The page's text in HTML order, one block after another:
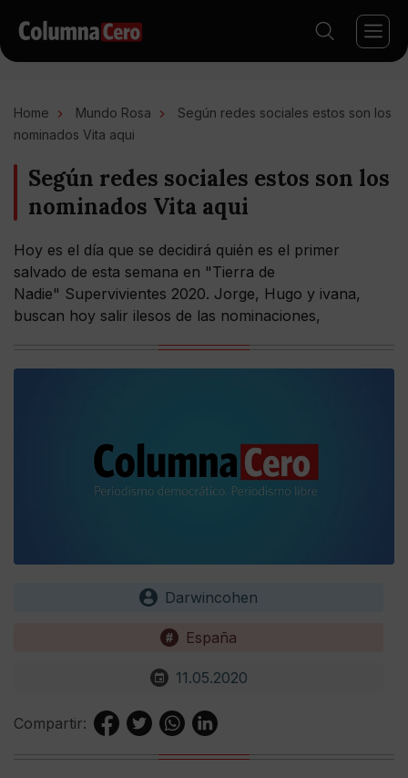
Home Mundo Rosa
Según redes sociales estos son los
nominados Vita aqui
Según redes sociales estos son los
nominados Vita aqui
Hoy es el día que se decidirá quién es el primer
salvado de esta semana en "Tierra de
Nadie" Supervivientes 2020. Jorge, Hugo y ivana,
buscan hoy salir ilesos de las nominaciones,
Darwincohen
España
11.05.2020
Compartir: